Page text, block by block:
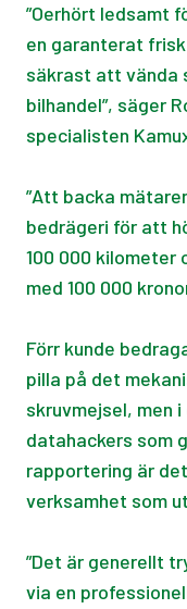
”Oerhört ledsamt
en garanterat
säkrast att vända
bilhandel”, säger
specialisten
”Att backa
bedrägeri för att
100 000 kilometer
med 100 000
Förr kunde
pilla på det
skruvmejsel, men
datahackers som
rapportering är
verksamhet som
”Det är generellt
via en